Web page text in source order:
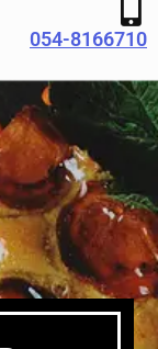
054-8166710